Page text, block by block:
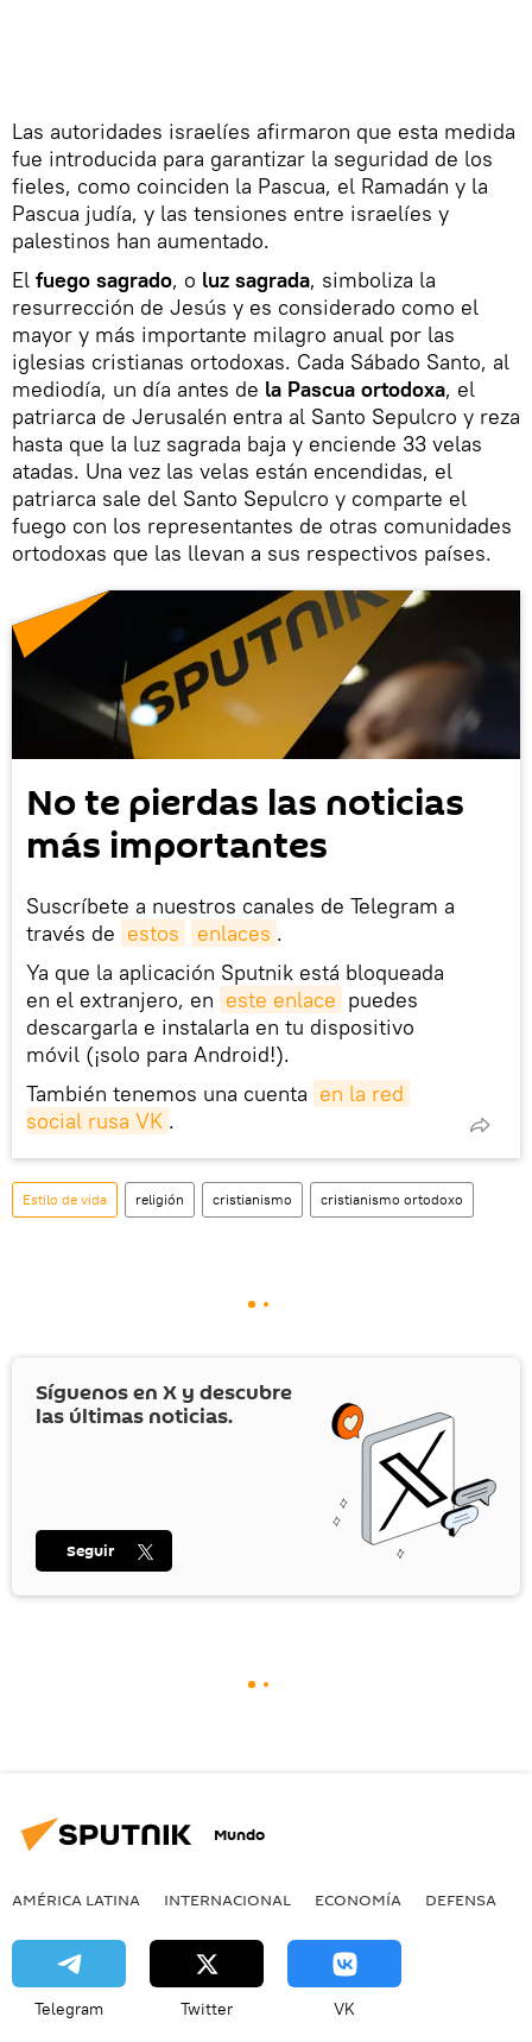
Las autoridades israelíes afirmaron que esta medida
fue introducida para garantizar la seguridad de los
fieles, como coinciden la Pascua, el Ramadán y la
Pascua judía, y las tensiones entre israelíes y
palestinos han aumentado.
El fuego sagrado, o luz sagrada, simboliza la
resurrección de Jesús y es considerado como el
mayor y más importante milagro anual por las
iglesias cristianas ortodoxas. Cada Sábado Santo, al
mediodía, un día antes de la Pascua ortodoxa, el
patriarca de Jerusalén entra al Santo Sepulcro y reza
hasta que la luz sagrada baja y enciende 33 velas
atadas. Una vez las velas están encendidas, el
patriarca sale del Santo Sepulcro y comparte el
fuego con los representantes de otras comunidades
ortodoxas que las llevan a sus respectivos países.
No te pierdas las noticias
más importantes
Suscríbete a nuestros canales de Telegram a
través de estos enlaces .
Ya que la aplicación Sputnik está bloqueada
en el extranjero, en este enlace puedes
descargarla e instalarla en tu dispositivo
móvil (¡solo para Android!).
También tenemos una cuenta en la red
social rusa VK .
Estilo de vida religión cristianismo cristianismo ortodoxo
Síguenos en X y descubre
las últimas noticias.
Seguir
Mundo
AMÉRICA LATINA INTERNACIONAL ECONOMÍA DEFENSA
Telegram Twitter VK